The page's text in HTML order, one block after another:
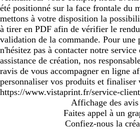
été positionné sur la face frontale du
mettons à votre disposition la
à tirer en PDF afin de vérifier le
validation de la commande. Pour une
n'hésitez pas à contacter notre
assistance de création, nos
ravis de vous accompagner en ligne
personnaliser vos produits et finaliser
https://www.vistaprint.fr/service-
Affichage des avis
Faites appel à un
Confiez-nous la